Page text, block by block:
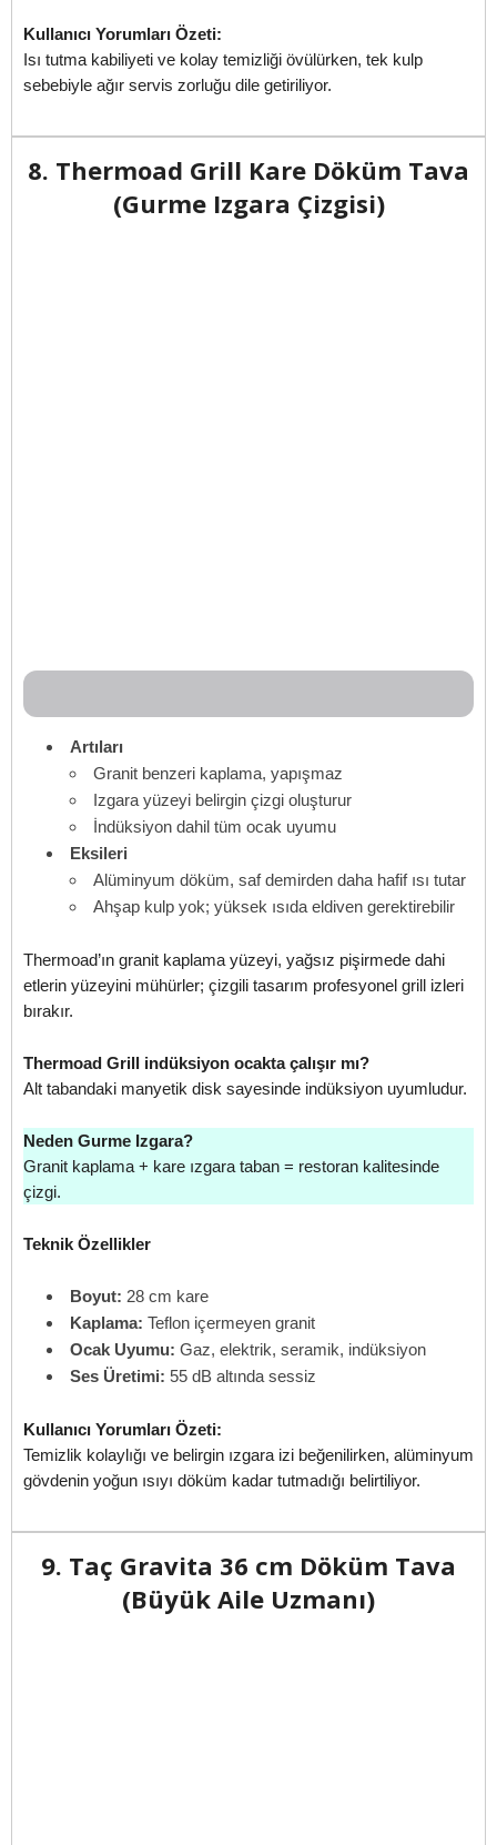
Kullanıcı Yorumları Özeti:
Isı tutma kabiliyeti ve kolay temizliği övülürken, tek kulp
sebebiyle ağır servis zorluğu dile getiriliyor.
8. Thermoad Grill Kare Döküm Tava
(Gurme Izgara Çizgisi)
Artıları
Granit benzeri kaplama, yapışmaz
Izgara yüzeyi belirgin çizgi oluşturur
İndüksiyon dahil tüm ocak uyumu
Eksileri
Alüminyum döküm, saf demirden daha hafif ısı tutar
Ahşap kulp yok; yüksek ısıda eldiven gerektirebilir
Thermoad’ın granit kaplama yüzeyi, yağsız pişirmede dahi
etlerin yüzeyini mühürler; çizgili tasarım profesyonel grill izleri
bırakır.
Thermoad Grill indüksiyon ocakta çalışır mı?
Alt tabandaki manyetik disk sayesinde indüksiyon uyumludur.
Neden Gurme Izgara?
Granit kaplama + kare ızgara taban = restoran kalitesinde
çizgi.
Teknik Özellikler
Boyut: 28 cm kare
Kaplama: Teflon içermeyen granit
Ocak Uyumu: Gaz, elektrik, seramik, indüksiyon
Ses Üretimi: 55 dB altında sessiz
Kullanıcı Yorumları Özeti:
Temizlik kolaylığı ve belirgin ızgara izi beğenilirken, alüminyum
gövdenin yoğun ısıyı döküm kadar tutmadığı belirtiliyor.
9. Taç Gravita 36 cm Döküm Tava
(Büyük Aile Uzmanı)